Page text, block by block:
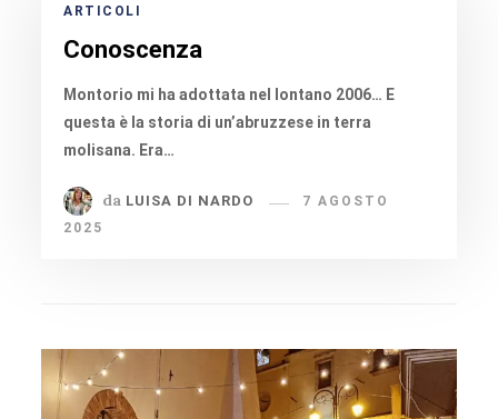
ARTICOLI
Conoscenza
Montorio mi ha adottata nel lontano 2006… E
questa è la storia di un’abruzzese in terra
molisana. Era…
da LUISA DI NARDO
7 AGOSTO
2025